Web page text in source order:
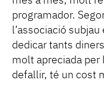
programador.
l’associació
dedicar tants
molt apreciada per
defallir, té un cost